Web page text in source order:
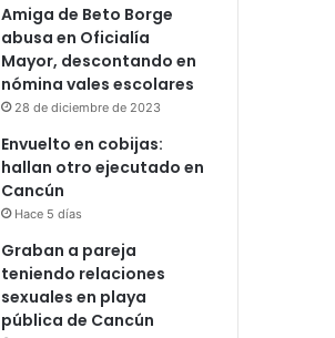
Amiga de Beto Borge
abusa en Oficialía
Mayor, descontando en
nómina vales escolares
28 de diciembre de 2023
Envuelto en cobijas:
hallan otro ejecutado en
Cancún
Hace 5 días
Graban a pareja
teniendo relaciones
sexuales en playa
pública de Cancún